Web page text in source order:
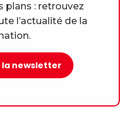
plans : retrouvez
l’actualité de la
la newsletter